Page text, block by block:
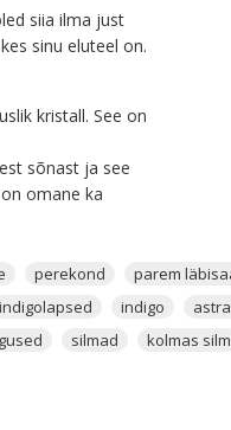
siia ilma just
sinu eluteel on.
kristall. See on
sõnast ja see
omane ka
kannan mina
et avada ülim
perekond parem
indigolapsed indigo
silmad kolmas silm